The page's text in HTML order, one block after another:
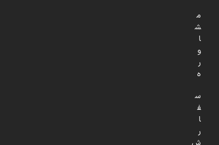
م
ش
ا
و
ر
ه
س
ف
ا
ر